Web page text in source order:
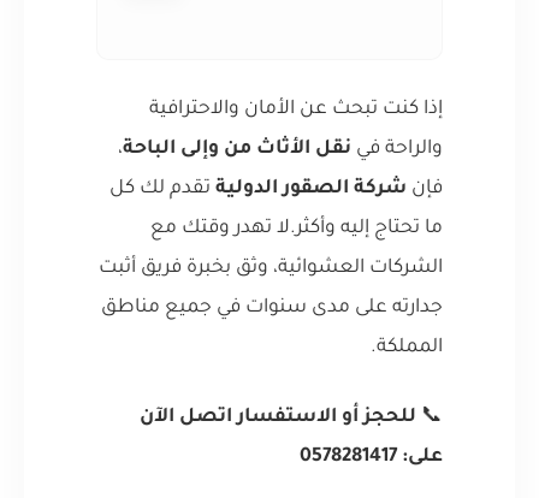
إذا كنت تبحث عن الأمان والاحترافية
والراحة في نقل الأثاث من وإلى الباحة،
فإن شركة الصقور الدولية تقدم لك كل
ما تحتاج إليه وأكثر.لا تهدر وقتك مع
الشركات العشوائية، وثق بخبرة فريق أثبت
جدارته على مدى سنوات في جميع مناطق
المملكة.
📞 للحجز أو الاستفسار اتصل الآن
على: 0578281417